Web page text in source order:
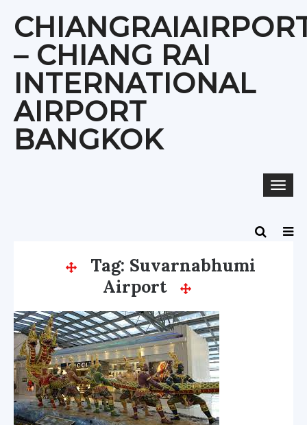
content
– CHIANG RAI
INTERNATIONAL
AIRPORT
BANGKOK
Tag: Suvarnabhumi
Airport